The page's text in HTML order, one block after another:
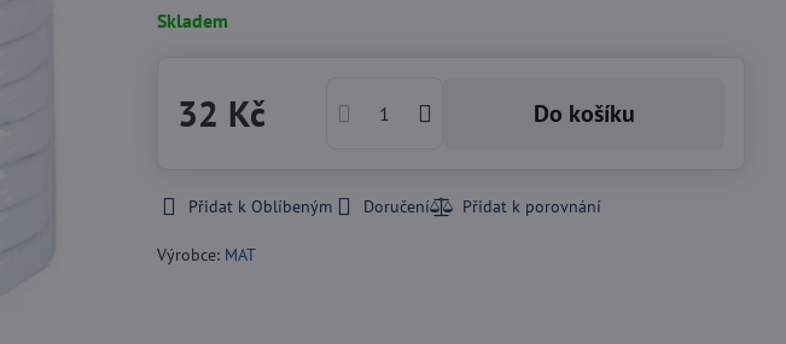
Skladem
32 Kč Do košíku
Přidat k Oblíbeným Doručení
Výrobce: MAT